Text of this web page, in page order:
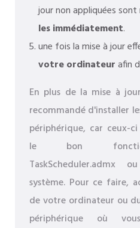
jour non appliquées
les immédiatement.
une fois la mise à jour
votre ordinateurafin
En plus de la mise à
recommandé d'installer
périphérique, car ceux-
le bon
TaskScheduler.admx
système. Pour ce faire,
de votre ordinateur ou
périphérique où